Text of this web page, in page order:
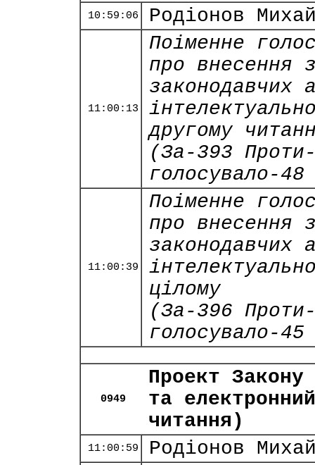
10:59:06 Родіонов
11:00:13
Поіменне
про внесення
законодавчих
другому
(За-393
голосувало-
11:00:39
Поіменне
про внесення
законодавчих
цілому
(За-396
голосувало-
0949
Проект Закону
та
читання)
11:00:59 Родіонов